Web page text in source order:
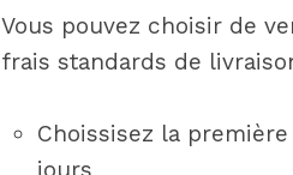
Vous pouvez choisir de
frais standards de
Choissisez la